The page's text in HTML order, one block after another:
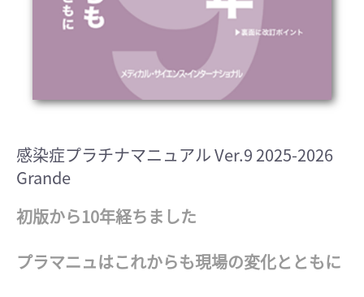
感染症プラチナマニュアル Ver.9 2025-2026
Grande
初版から10年経ちました
プラマニュはこれからも現場の変化とともに